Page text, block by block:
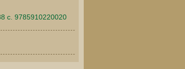
c. 9785910220020